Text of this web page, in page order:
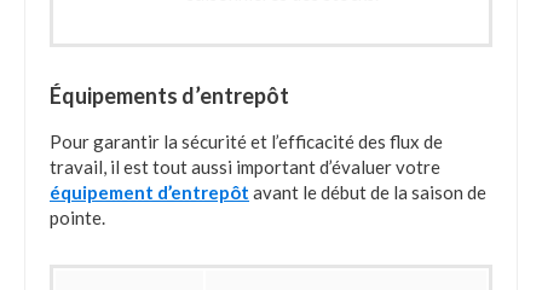
Équipements d’entrepôt
Pour garantir la sécurité et l’efficacité des flux de
travail, il est tout aussi important d’évaluer votre
équipement d’entrepôt avant le début de la saison de
pointe.